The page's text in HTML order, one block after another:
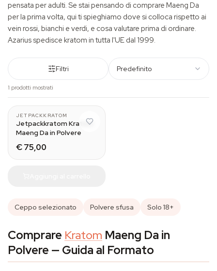
pensata per adulti. Se stai pensando di comprare Maeng Da
per la prima volta, qui ti spieghiamo dove si colloca rispetto ai
vein rossi, bianchi e verdi, e cosa valutare prima di ordinare.
Azarius spedisce kratom in tutta l'UE dal 1999.
Filtri Predefinito
1 prodotti mostrati
JETPACKKRATOM
Jetpackkratom Kratom
Maeng Da in Polvere
€ 75,00
Ceppo selezionato Polvere sfusa Solo 18+
Comprare Kratom Maeng Da in
Polvere — Guida al Formato